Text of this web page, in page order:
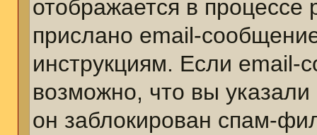
отображается в
прислано email-
инструкциям. Если email-
возможно, что вы
он заблокирован спам-